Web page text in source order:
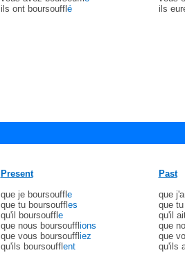
ils ont boursouffl é
ils
Present
que je boursouffl e
que tu boursouffl es
qu'il boursouffl e
que nous boursouffl ions
que vous boursouffl iez
qu'ils boursouffl ent
Past
que
que
qu'il
que
que
qu'ils